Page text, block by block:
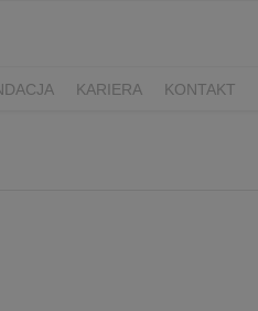
KARIERA KONTAKT